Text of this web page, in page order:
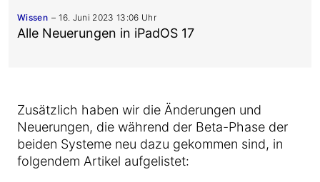
Wissen 16. Juni 2023 13:06 Uhr
Alle Neuerungen in iPadOS 17
Zusätzlich haben wir die Änderungen und
Neuerungen, die während der Beta-Phase der
beiden Systeme neu dazu gekommen sind, in
folgendem Artikel aufgelistet: